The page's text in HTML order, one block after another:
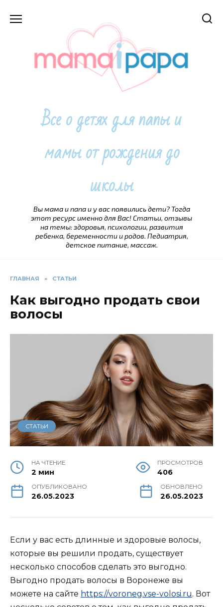
Все о детях для папы и
мамы от рождения до
школы
Вы мама и папа и у вас появились дети? Тогда
этот ресурс именно для Вас! Статьи, отзывы
на темы: здоровья, психологии, развития
ребенка, беременности и родов. Педиатрия,
детское питание, массаж.
ГЛАВНАЯ » СТАТЬИ
Как выгодно продать свои
волосы
СТАТЬИ
НА ЧТЕНИЕ
2 мин
ПРОСМОТРОВ
406
ОПУБЛИКОВАНО
26.05.2023
ОБНОВЛЕНО
26.05.2023
Если у вас есть длинные и здоровые волосы,
которые вы решили продать, существует
несколько способов сделать это выгодно.
Выгодно продать волосы в Воронеже вы
можете на сайте https://voroneg.vse-volosi.ru. Вот